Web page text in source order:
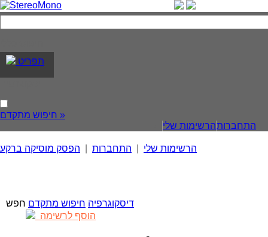
תפריט
חיפוש מתקדם »
התחברותהרשימות שלי
הרשימות שלי התחברות הפסק מוסיקה ברקע
דיסקוגרפיה חיפוש מתקדם
הוסף לרשימה